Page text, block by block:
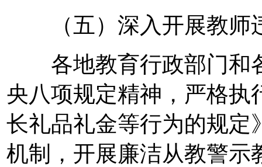
（五）深入开展教师
各地教育行政部门和
央八项规定精神，严格执
长礼品礼金等行为的规定
机制，开展廉洁从教警示